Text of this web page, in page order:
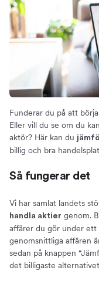
Olika typer
Spara pengar
Så mycket
Billigaste
Välja bank,
eller depå
Hitta bästa
Så går
Grunderna i
Fördelar
Funderar du på att
Eller vill du se om du
aktör? Här kan du
billig och bra
Så fungerar det
Vi har samlat landets
handla aktier genom.
affärer du gör under ett
genomsnittliga affären
sedan på knappen
det billigaste